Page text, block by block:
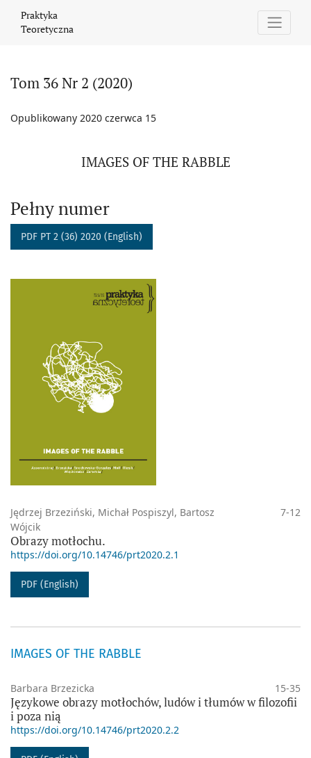
Praktyka
Teoretyczna
Tom 36 Nr 2 (2020)
Opublikowany 2020 czerwca 15
IMAGES OF THE RABBLE
Pełny numer
PDF PT 2 (36) 2020 (English)
Jędrzej Brzeziński, Michał Pospiszyl, Bartosz
Wójcik
7-12
Obrazy motłochu.
https://doi.org/10.14746/prt2020.2.1
PDF (English)
IMAGES OF THE RABBLE
Barbara Brzezicka 15-35
Językowe obrazy motłochów, ludów i tłumów w filozofii
i poza nią
https://doi.org/10.14746/prt2020.2.2